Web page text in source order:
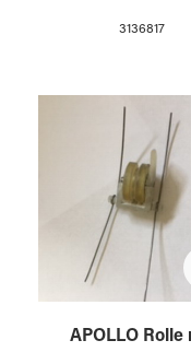
3136817
APOLLO Rolle